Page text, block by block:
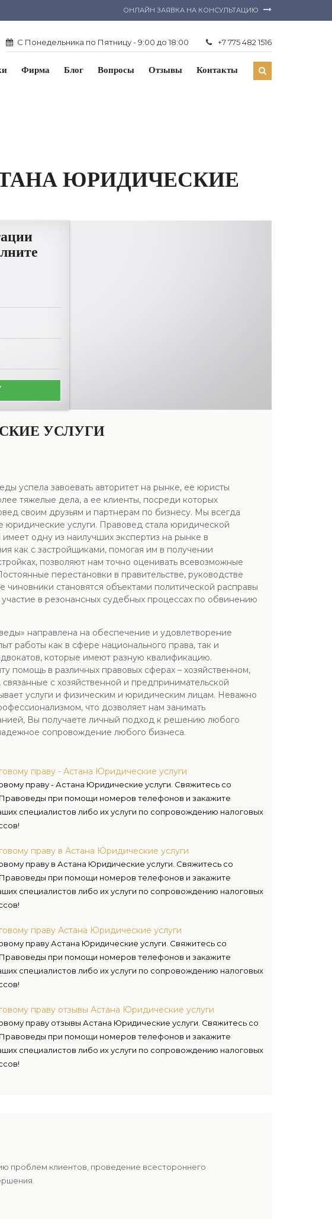
ОНЛАЙН ЗАЯВКА НА КОНСУЛЬТАЦИЮ
С Понедельника по Пятницу - 9:00 до 18:00 +7 775 482 1516
Фирма Блог Вопросы Отзывы Контакты
ЮРИДИЧЕСКИЕ
УСЛУГИ
успела завоевать авторитет на рынке, ее юристы
тяжелые дела, а ее клиенты, посреди которых
своим друзьям и партнерам по бизнесу. Мы всегда
юридические услуги. Правовед стала юридической
одну из наилучших экспертиз на рынке в
как с застройщиками, помогая им в получении
позволяют нам точно оценивать всевозможные
перестановки в правительстве, руководстве
становятся объектами политической расправы
в резонансных судебных процессах по обвинению
направлена на обеспечение и удовлетворение
как в сфере национального права, так и
которые имеют разную квалификацию.
помощь в различных правовых сферах – хозяйственном,
с хозяйственной и предпринимательской
услуги и физическим и юридическим лицам. Неважно
что дозволяет нам занимать
Вы получаете личный подход к решению любого
сопровождение любого бизнеса.
праву - Астана Юридические услуги
праву - Астана Юридические услуги. Свяжитесь со
при помощи номеров телефонов и закажите
специалистов либо их услуги по сопровождению налоговых
праву в Астана Юридические услуги
праву в Астана Юридические услуги. Свяжитесь со
при помощи номеров телефонов и закажите
специалистов либо их услуги по сопровождению налоговых
праву Астана Юридические услуги
праву Астана Юридические услуги. Свяжитесь со
при помощи номеров телефонов и закажите
специалистов либо их услуги по сопровождению налоговых
праву отзывы Астана Юридические услуги
праву отзывы Астана Юридические услуги. Свяжитесь со
при помощи номеров телефонов и закажите
специалистов либо их услуги по сопровождению налоговых
проблем клиентов, проведение всестороннего